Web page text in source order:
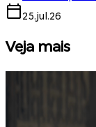
25.jul.26
Veja mais